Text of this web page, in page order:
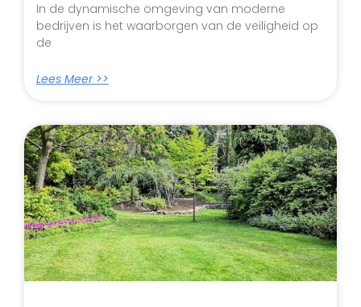
In de dynamische omgeving van moderne
bedrijven is het waarborgen van de veiligheid op
de
Lees Meer >>